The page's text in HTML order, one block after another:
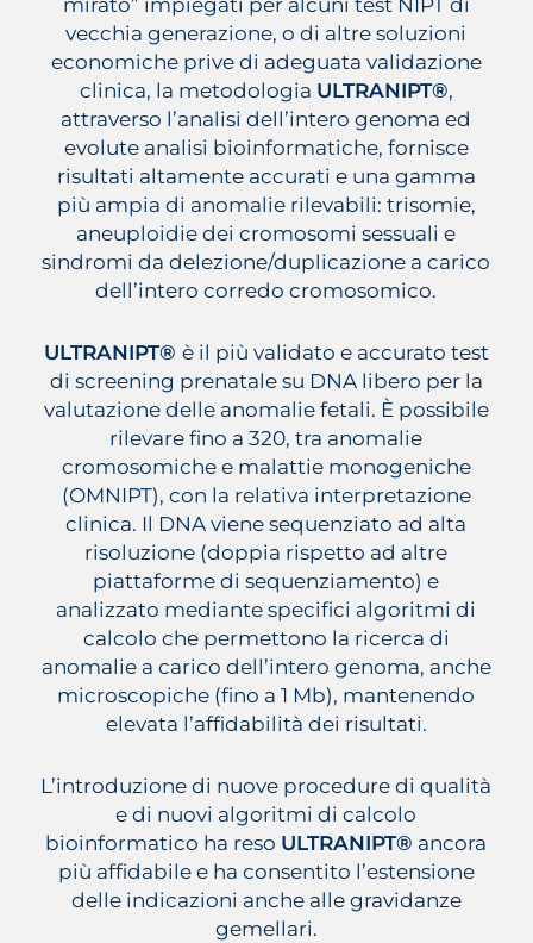
vecchia generazione, o di altre soluzioni
economiche prive di adeguata validazione
clinica, la metodologia ULTRANIPT®,
attraverso l’analisi dell’intero genoma ed
evolute analisi bioinformatiche, fornisce
risultati altamente accurati e una gamma
più ampia di anomalie rilevabili: trisomie,
aneuploidie dei cromosomi sessuali e
sindromi da delezione/duplicazione a carico
dell’intero corredo cromosomico.
ULTRANIPT® è il più validato e accurato test
di screening prenatale su DNA libero per la
valutazione delle anomalie fetali. È possibile
rilevare fino a 320, tra anomalie
cromosomiche e malattie monogeniche
(OMNIPT), con la relativa interpretazione
clinica. Il DNA viene sequenziato ad alta
risoluzione (doppia rispetto ad altre
piattaforme di sequenziamento) e
analizzato mediante specifici algoritmi di
calcolo che permettono la ricerca di
anomalie a carico dell’intero genoma, anche
microscopiche (fino a 1 Mb), mantenendo
elevata l’affidabilità dei risultati.
L’introduzione di nuove procedure di qualità
e di nuovi algoritmi di calcolo
bioinformatico ha reso ULTRANIPT® ancora
più affidabile e ha consentito l’estensione
delle indicazioni anche alle gravidanze
gemellari.